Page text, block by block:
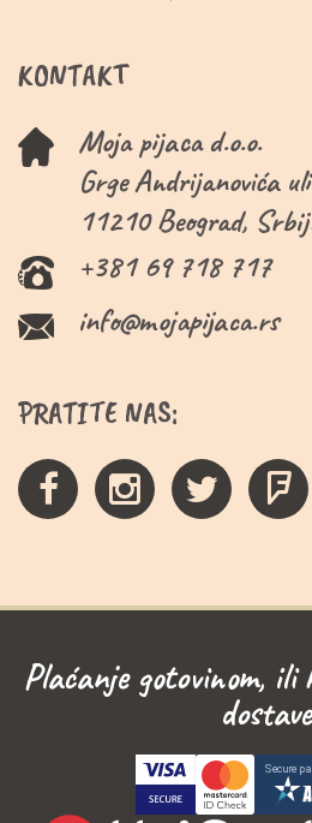
KONTAKT
Moja pijaca d.o.o.
Grge Andrijanovića
11210 Beograd,
+381 69 718 717
info@mojapijaca.rs
PRATITE NAS:
Plaćanje gotovinom,